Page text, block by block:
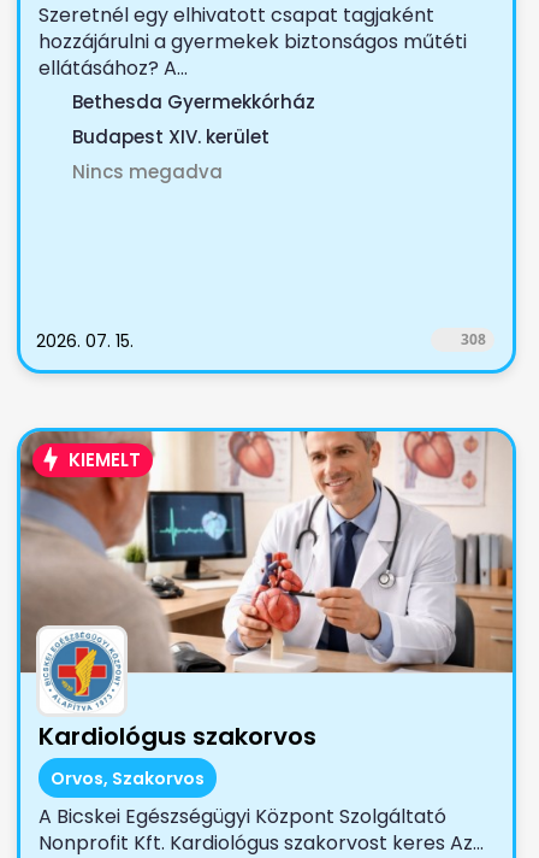
Szeretnél egy elhivatott csapat tagjaként
hozzájárulni a gyermekek biztonságos műtéti
ellátásához? A...
Bethesda Gyermekkórház
Budapest XIV. kerület
Nincs megadva
2026. 07. 15. 308
KIEMELT
Kardiológus szakorvos
Orvos, Szakorvos
A Bicskei Egészségügyi Központ Szolgáltató
Nonprofit Kft. Kardiológus szakorvost keres Az...